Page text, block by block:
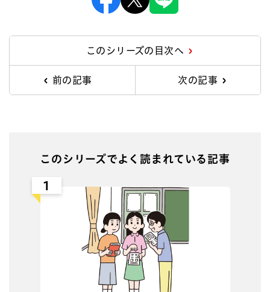
このシリーズの目次へ
前の記事 次の記事
このシリーズでよく読まれている記事
1